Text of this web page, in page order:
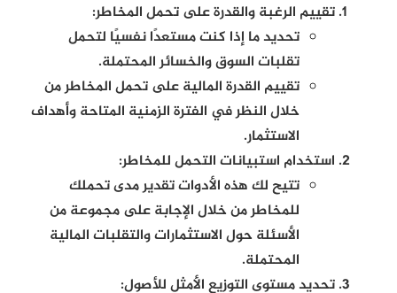
تقييم الرغبة والقدرة على تحمل المخاطر:
تحديد ما إذا كنت مستعدًا نفسيًا لتحمل
تقلبات السوق والخسائر المحتملة.
تقييم القدرة المالية على تحمل المخاطر من
خلال النظر في الفترة الزمنية المتاحة وأهداف
الاستثمار.
استخدام استبيانات التحمل للمخاطر:
تتيح لك هذه الأدوات تقدير مدى تحملك
للمخاطر من خلال الإجابة على مجموعة من
الأسئلة حول الاستثمارات والتقلبات المالية
المحتملة.
تحديد مستوى التوزيع الأمثل للأصول: